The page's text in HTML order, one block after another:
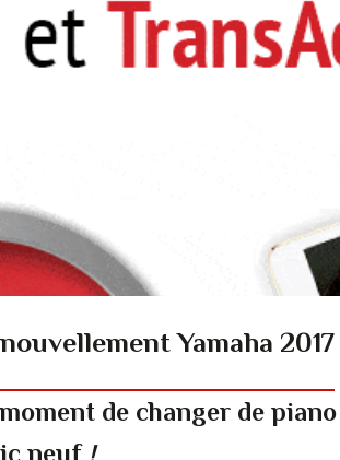
Yamaha 2017
de changer de
neuf !